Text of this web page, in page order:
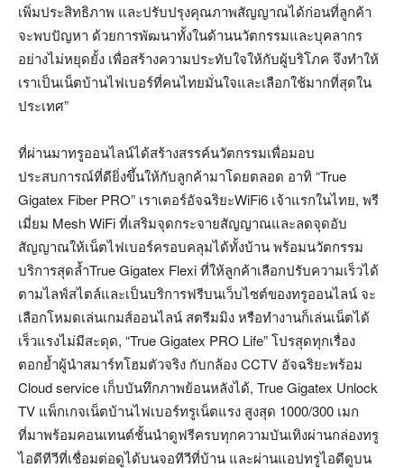
เพิ่มประสิทธิภาพ และปรับปรุงคุณภาพสัญญาณได้ก่อนที่ลูกค้า
จะพบปัญหา ด้วยการพัฒนาทั้งในด้านนวัตกรรมและบุคลากร
อย่างไม่หยุดยั้ง เพื่อสร้างความประทับใจให้กับผู้บริโภค จึงทำให้
เราเป็นเน็ตบ้านไฟเบอร์ที่คนไทยมั่นใจและเลือกใช้มากที่สุดใน
ประเทศ”
ที่ผ่านมาทรูออนไลน์ได้สร้างสรรค์นวัตกรรมเพื่อมอบ
ประสบการณ์ที่ดียิ่งขึ้นให้กับลูกค้ามาโดยตลอด อาทิ “True
Gigatex Fiber PRO” เราเตอร์อัจฉริยะWiFi6 เจ้าแรกในไทย, พรี
เมี่ยม Mesh WiFi ที่เสริมจุดกระจายสัญญาณและลดจุดอับ
สัญญาณให้เน็ตไฟเบอร์ครอบคลุมได้ทั้งบ้าน พร้อมนวัตกรรม
บริการสุดล้ำTrue Gigatex Flexi ที่ให้ลูกค้าเลือกปรับความเร็วได้
ตามไลฟ์สไตล์และเป็นบริการฟรีบนเว็บไซต์ของทรูออนไลน์ จะ
เลือกโหมดเล่นเกมส์ออนไลน์ สตรีมมิง หรือทำงานก็เล่นเน็ตได้
เร็วแรงไม่มีสะดุด, “True Gigatex PRO Life” โปรสุดทุกเรื่อง
ตอกย้ำผู้นำสมาร์ทโฮมตัวจริง กับกล้อง CCTV อัจฉริยะพร้อม
Cloud service เก็บบันทึกภาพย้อนหลังได้, True Gigatex Unlock
TV แพ็กเกจเน็ตบ้านไฟเบอร์ทรูเน็ตแรง สูงสุด 1000/300 เมก
ที่มาพร้อมคอนเทนต์ชั้นนำดูฟรีครบทุกความบันเทิงผ่านกล่องทรู
ไอดีทีวีที่เชื่อมต่อดูได้บนจอทีวีที่บ้าน และผ่านแอปทรูไอดีดูบน